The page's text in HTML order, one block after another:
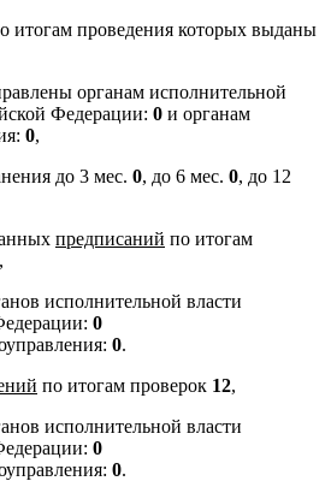
итогам проведения которых выданы
органам исполнительной
Федерации: 0 и органам
0,
до 3 мес. 0, до 6 мес. 0, до 12
предписаний по итогам
,
исполнительной власти
0
0.
по итогам проверок 12,
исполнительной власти
0
0.